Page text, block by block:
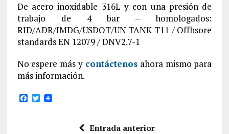
De acero inoxidable 316L y con una presión de
trabajo de 4 bar – homologados:
RID/ADR/IMDG/USDOT/UN TANK T11 / Offhsore
standards EN 12079 / DNV2.7-1
No espere más y contáctenosahora mismo para
más información.
F T
Entrada anterior